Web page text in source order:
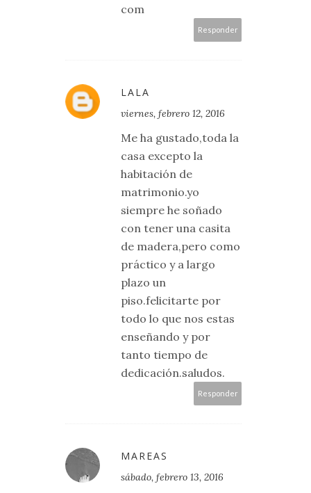
com
Responder
LALA
viernes, febrero 12, 2016
Me ha gustado,toda la
casa excepto la
habitación de
matrimonio.yo
siempre he soñado
con tener una casita
de madera,pero como
práctico y a largo
plazo un
piso.felicitarte por
todo lo que nos estas
enseñando y por
tanto tiempo de
dedicación.saludos.
Responder
MAREAS
sábado, febrero 13, 2016